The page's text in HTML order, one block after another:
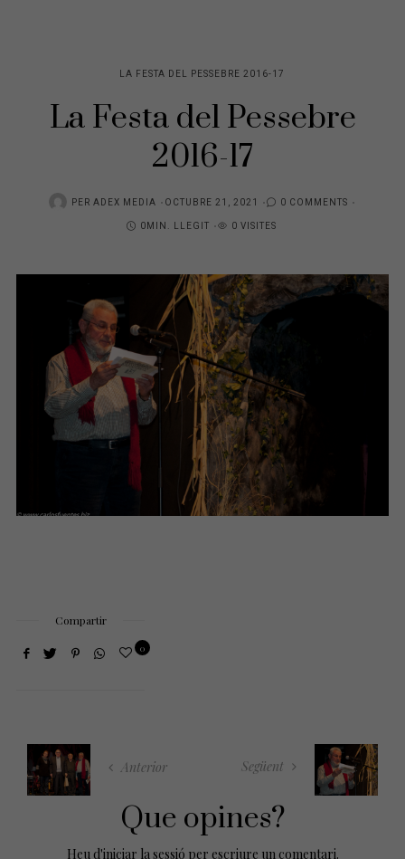
LA FESTA DEL PESSEBRE 2016-17
La Festa del Pessebre
2016-17
PER ADEX MEDIA
POSTED
ON
OCTUBRE 21, 2021
0 COMMENTS
0MIN. LLEGIT
0 VISITES
Compartir
0
Anterior Següent
Que opines?
Heu d'iniciar la sessió per escriure un comentari.